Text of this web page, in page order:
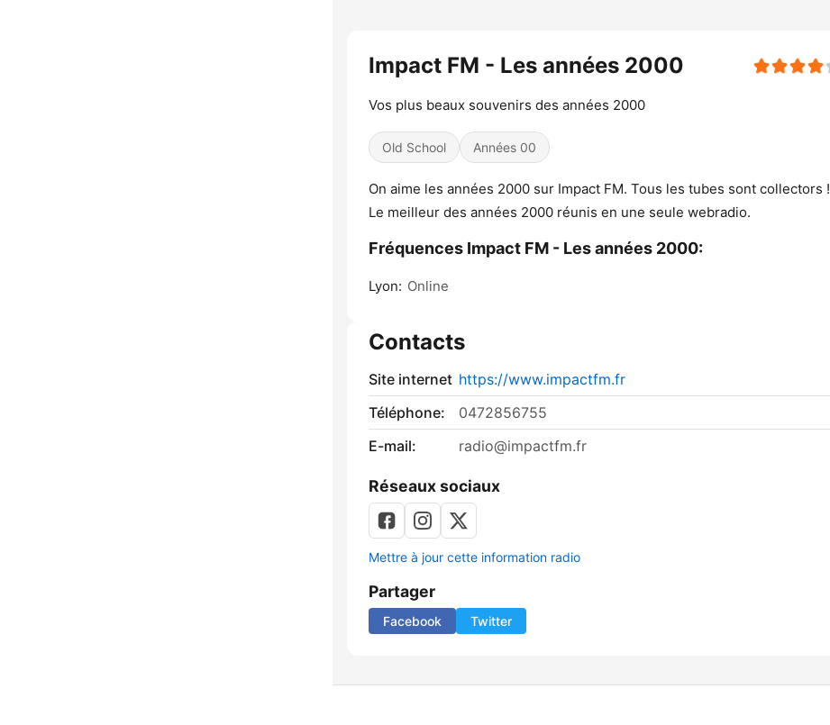
Impact FM - Les années 2000
Vos plus beaux souvenirs des années 2000
Old School Années 00
On aime les années 2000 sur Impact FM. Tous les tubes sont collectors !
Le meilleur des années 2000 réunis en une seule webradio.
Fréquences Impact FM - Les années 2000:
Lyon: Online
Contacts
Site internet https://www.impactfm.fr
Téléphone:
0472856755
E-mail:
radio@impactfm.fr
Réseaux sociaux
Mettre à jour cette information radio
Partager
Facebook Twitter